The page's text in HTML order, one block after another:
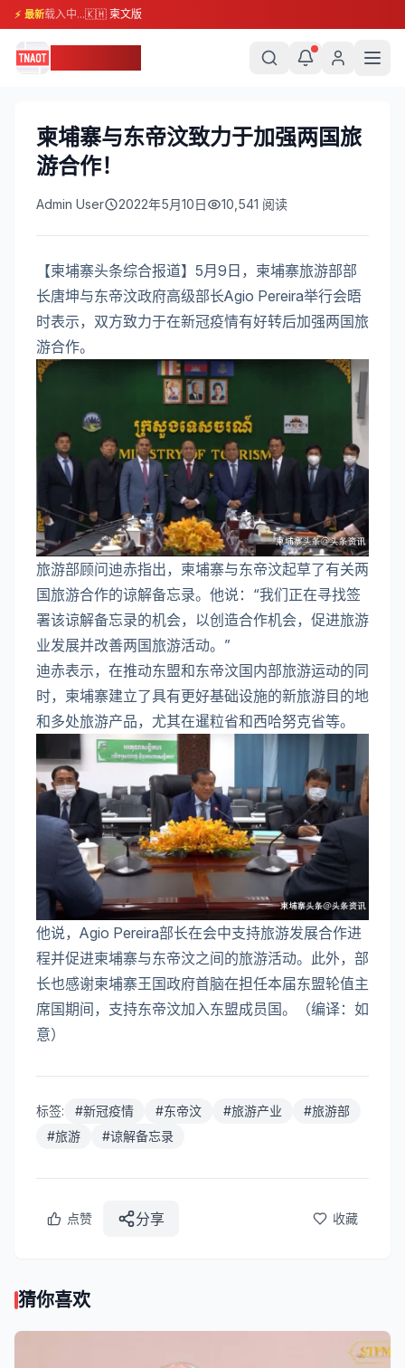
⚡ 最新载入中...🇰🇭 柬文版
柬埔寨与东帝汶致力于加强两国旅
游合作！
Admin User 2022年5月10日 10,541 阅读
【柬埔寨头条综合报道】5月9日，柬埔寨旅游部部
长唐坤与东帝汶政府高级部长Agio Pereira举行会晤
时表示，双方致力于在新冠疫情有好转后加强两国旅
游合作。
旅游部顾问迪赤指出，柬埔寨与东帝汶起草了有关两
国旅游合作的谅解备忘录。他说：“我们正在寻找签
署该谅解备忘录的机会，以创造合作机会，促进旅游
业发展并改善两国旅游活动。”
迪赤表示，在推动东盟和东帝汶国内部旅游运动的同
时，柬埔寨建立了具有更好基础设施的新旅游目的地
和多处旅游产品，尤其在暹粒省和西哈努克省等。
他说，Agio Pereira部长在会中支持旅游发展合作进
程并促进柬埔寨与东帝汶之间的旅游活动。此外，部
长也感谢柬埔寨王国政府首脑在担任本届东盟轮值主
席国期间，支持东帝汶加入东盟成员国。（编译：如
意）
标签: #新冠疫情 #东帝汶 #旅游产业 #旅游部
#旅游 #谅解备忘录
点赞 分享 收藏
猜你喜欢